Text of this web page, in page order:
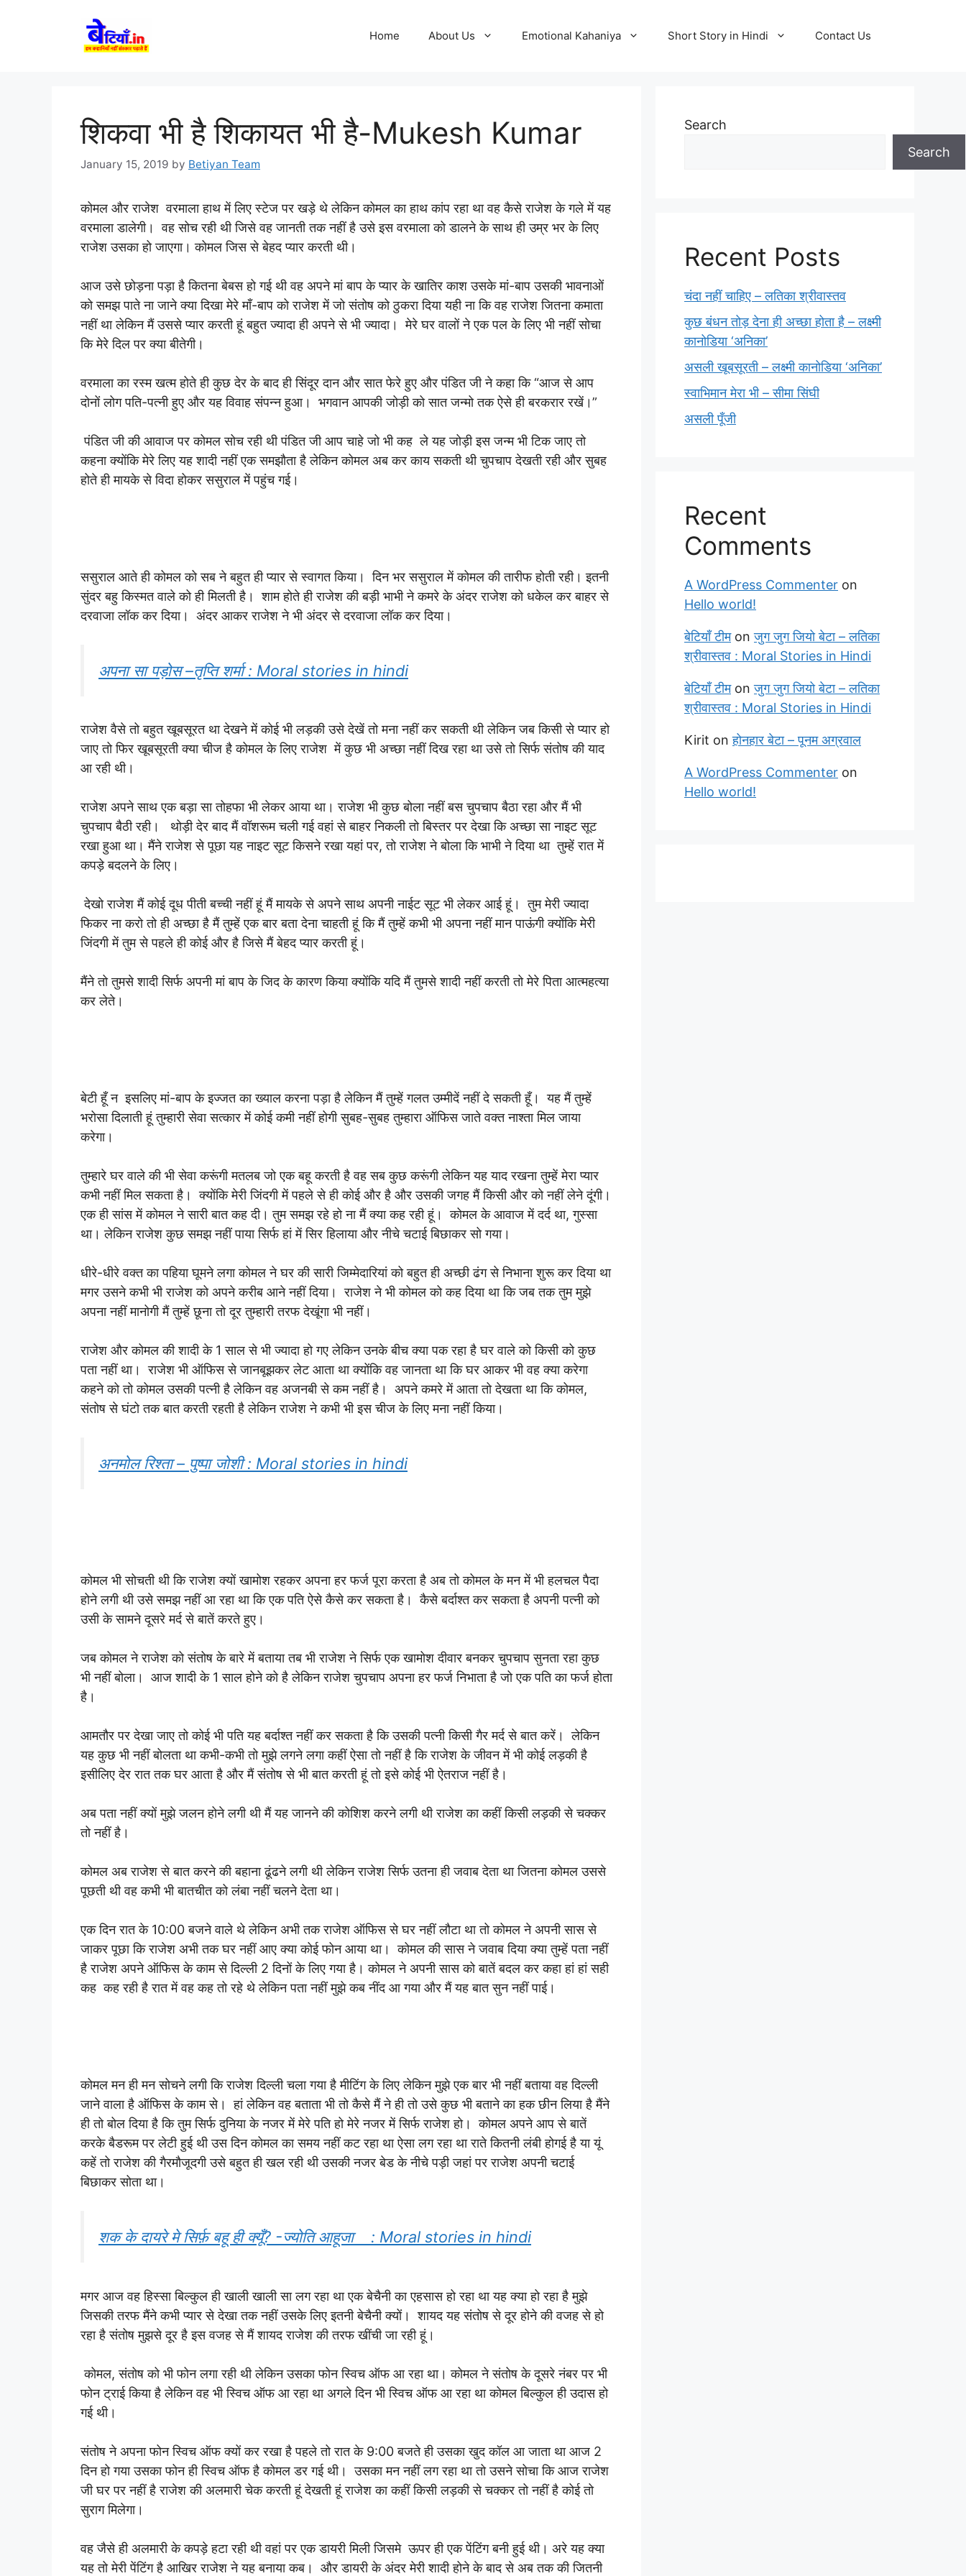
Home About Us Emotional Kahaniya Short Story in Hindi Contact Us
शिकवा भी है शिकायत भी है-Mukesh Kumar
January 15, 2019 by Betiyan Team
कोमल और राजेश वरमाला हाथ में लिए स्टेज पर खड़े थे लेकिन कोमल का हाथ कांप रहा था वह कैसे राजेश के गले में यह
वरमाला डालेगी। वह सोच रही थी जिसे वह जानती तक नहीं है उसे इस वरमाला को डालने के साथ ही उम्र भर के लिए
राजेश उसका हो जाएगा। कोमल जिस से बेहद प्यार करती थी।
आज उसे छोड़ना पड़ा है कितना बेबस हो गई थी वह अपने मां बाप के प्यार के खातिर काश उसके मां-बाप उसकी भावनाओं
को समझ पाते ना जाने क्या दिखा मेरे माँ-बाप को राजेश में जो संतोष को ठुकरा दिया यही ना कि वह राजेश जितना कमाता
नहीं था लेकिन मैं उससे प्यार करती हूं बहुत ज्यादा ही अपने से भी ज्यादा। मेरे घर वालों ने एक पल के लिए भी नहीं सोचा
कि मेरे दिल पर क्या बीतेगी।
वरमाला का रस्म खत्म होते ही कुछ देर के बाद ही सिंदूर दान और सात फेरे हुए और पंडित जी ने कहा कि “आज से आप
दोनों लोग पति-पत्नी हुए और यह विवाह संपन्न हुआ। भगवान आपकी जोड़ी को सात जन्मो तक ऐसे ही बरकरार रखें।”
पंडित जी की आवाज पर कोमल सोच रही थी पंडित जी आप चाहे जो भी कह ले यह जोड़ी इस जन्म भी टिक जाए तो
कहना क्योंकि मेरे लिए यह शादी नहीं एक समझौता है लेकिन कोमल अब कर काय सकती थी चुपचाप देखती रही और सुबह
होते ही मायके से विदा होकर ससुराल में पहुंच गई।
ससुराल आते ही कोमल को सब ने बहुत ही प्यार से स्वागत किया। दिन भर ससुराल में कोमल की तारीफ होती रही। इतनी
सुंदर बहु किस्मत वाले को ही मिलती है। शाम होते ही राजेश की बड़ी भाभी ने कमरे के अंदर राजेश को धकेल कर बाहर से
दरवाजा लॉक कर दिया। अंदर आकर राजेश ने भी अंदर से दरवाजा लॉक कर दिया।
अपना सा पड़ोस –तृप्ति शर्मा : Moral stories in hindi
राजेश वैसे तो बहुत खूबसूरत था देखने में कोई भी लड़की उसे देखें तो मना नहीं कर सकती थी लेकिन जब किसी से प्यार हो
जाए तो फिर खूबसूरती क्या चीज है कोमल के लिए राजेश में कुछ भी अच्छा नहीं दिख रहा था उसे तो सिर्फ संतोष की याद
आ रही थी।
राजेश अपने साथ एक बड़ा सा तोहफा भी लेकर आया था। राजेश भी कुछ बोला नहीं बस चुपचाप बैठा रहा और मैं भी
चुपचाप बैठी रही। थोड़ी देर बाद मैं वॉशरूम चली गई वहां से बाहर निकली तो बिस्तर पर देखा कि अच्छा सा नाइट सूट
रखा हुआ था। मैंने राजेश से पूछा यह नाइट सूट किसने रखा यहां पर, तो राजेश ने बोला कि भाभी ने दिया था तुम्हें रात में
कपड़े बदलने के लिए।
देखो राजेश मैं कोई दूध पीती बच्ची नहीं हूं मैं मायके से अपने साथ अपनी नाईट सूट भी लेकर आई हूं। तुम मेरी ज्यादा
फिकर ना करो तो ही अच्छा है मैं तुम्हें एक बार बता देना चाहती हूं कि मैं तुम्हें कभी भी अपना नहीं मान पाऊंगी क्योंकि मेरी
जिंदगी में तुम से पहले ही कोई और है जिसे मैं बेहद प्यार करती हूं।
मैंने तो तुमसे शादी सिर्फ अपनी मां बाप के जिद के कारण किया क्योंकि यदि मैं तुमसे शादी नहीं करती तो मेरे पिता आत्महत्या
कर लेते।
बेटी हूँ न इसलिए मां-बाप के इज्जत का ख्याल करना पड़ा है लेकिन मैं तुम्हें गलत उम्मीदें नहीं दे सकती हूँ। यह मैं तुम्हें
भरोसा दिलाती हूं तुम्हारी सेवा सत्कार में कोई कमी नहीं होगी सुबह-सुबह तुम्हारा ऑफिस जाते वक्त नाश्ता मिल जाया
करेगा।
तुम्हारे घर वाले की भी सेवा करूंगी मतलब जो एक बहू करती है वह सब कुछ करूंगी लेकिन यह याद रखना तुम्हें मेरा प्यार
कभी नहीं मिल सकता है। क्योंकि मेरी जिंदगी में पहले से ही कोई और है और उसकी जगह मैं किसी और को नहीं लेने दूंगी।
एक ही सांस में कोमल ने सारी बात कह दी। तुम समझ रहे हो ना मैं क्या कह रही हूं। कोमल के आवाज में दर्द था, गुस्सा
था। लेकिन राजेश कुछ समझ नहीं पाया सिर्फ हां में सिर हिलाया और नीचे चटाई बिछाकर सो गया।
धीरे-धीरे वक्त का पहिया घूमने लगा कोमल ने घर की सारी जिम्मेदारियां को बहुत ही अच्छी ढंग से निभाना शुरू कर दिया था
मगर उसने कभी भी राजेश को अपने करीब आने नहीं दिया। राजेश ने भी कोमल को कह दिया था कि जब तक तुम मुझे
अपना नहीं मानोगी मैं तुम्हें छूना तो दूर तुम्हारी तरफ देखूंगा भी नहीं।
राजेश और कोमल की शादी के 1 साल से भी ज्यादा हो गए लेकिन उनके बीच क्या पक रहा है घर वाले को किसी को कुछ
पता नहीं था। राजेश भी ऑफिस से जानबूझकर लेट आता था क्योंकि वह जानता था कि घर आकर भी वह क्या करेगा
कहने को तो कोमल उसकी पत्नी है लेकिन वह अजनबी से कम नहीं है। अपने कमरे में आता तो देखता था कि कोमल,
संतोष से घंटो तक बात करती रहती है लेकिन राजेश ने कभी भी इस चीज के लिए मना नहीं किया।
अनमोल रिश्ता – पुष्पा जोशी : Moral stories in hindi
कोमल भी सोचती थी कि राजेश क्यों खामोश रहकर अपना हर फर्ज पूरा करता है अब तो कोमल के मन में भी हलचल पैदा
होने लगी थी उसे समझ नहीं आ रहा था कि एक पति ऐसे कैसे कर सकता है। कैसे बर्दाश्त कर सकता है अपनी पत्नी को
उसी के सामने दूसरे मर्द से बातें करते हुए।
जब कोमल ने राजेश को संतोष के बारे में बताया तब भी राजेश ने सिर्फ एक खामोश दीवार बनकर चुपचाप सुनता रहा कुछ
भी नहीं बोला। आज शादी के 1 साल होने को है लेकिन राजेश चुपचाप अपना हर फर्ज निभाता है जो एक पति का फर्ज होता
है।
आमतौर पर देखा जाए तो कोई भी पति यह बर्दाश्त नहीं कर सकता है कि उसकी पत्नी किसी गैर मर्द से बात करें। लेकिन
यह कुछ भी नहीं बोलता था कभी-कभी तो मुझे लगने लगा कहीं ऐसा तो नहीं है कि राजेश के जीवन में भी कोई लड़की है
इसीलिए देर रात तक घर आता है और मैं संतोष से भी बात करती हूं तो इसे कोई भी ऐतराज नहीं है।
अब पता नहीं क्यों मुझे जलन होने लगी थी मैं यह जानने की कोशिश करने लगी थी राजेश का कहीं किसी लड़की से चक्कर
तो नहीं है।
कोमल अब राजेश से बात करने की बहाना ढूंढने लगी थी लेकिन राजेश सिर्फ उतना ही जवाब देता था जितना कोमल उससे
पूछती थी वह कभी भी बातचीत को लंबा नहीं चलने देता था।
एक दिन रात के 10:00 बजने वाले थे लेकिन अभी तक राजेश ऑफिस से घर नहीं लौटा था तो कोमल ने अपनी सास से
जाकर पूछा कि राजेश अभी तक घर नहीं आए क्या कोई फोन आया था। कोमल की सास ने जवाब दिया क्या तुम्हें पता नहीं
है राजेश अपने ऑफिस के काम से दिल्ली 2 दिनों के लिए गया है। कोमल ने अपनी सास को बातें बदल कर कहा हां हां सही
कह कह रही है रात में वह कह तो रहे थे लेकिन पता नहीं मुझे कब नींद आ गया और मैं यह बात सुन नहीं पाई।
कोमल मन ही मन सोचने लगी कि राजेश दिल्ली चला गया है मीटिंग के लिए लेकिन मुझे एक बार भी नहीं बताया वह दिल्ली
जाने वाला है ऑफिस के काम से। हां लेकिन वह बताता भी तो कैसे मैं ने ही तो उसे कुछ भी बताने का हक छीन लिया है मैंने
ही तो बोल दिया है कि तुम सिर्फ दुनिया के नजर में मेरे पति हो मेरे नजर में सिर्फ राजेश हो। कोमल अपने आप से बातें
करके बैडरूम पर लेटी हुई थी उस दिन कोमल का समय नहीं कट रहा था ऐसा लग रहा था राते कितनी लंबी होगई है या यूं
कहें तो राजेश की गैरमौजूदगी उसे बहुत ही खल रही थी उसकी नजर बेड के नीचे पड़ी जहां पर राजेश अपनी चटाई
बिछाकर सोता था।
शक के दायरे मे सिर्फ़ बहू ही क्यूँ? -ज्योति आहूजा : Moral stories in hindi
मगर आज वह हिस्सा बिल्कुल ही खाली खाली सा लग रहा था एक बेचैनी का एहसास हो रहा था यह क्या हो रहा है मुझे
जिसकी तरफ मैंने कभी प्यार से देखा तक नहीं उसके लिए इतनी बेचैनी क्यों। शायद यह संतोष से दूर होने की वजह से हो
रहा है संतोष मुझसे दूर है इस वजह से मैं शायद राजेश की तरफ खींची जा रही हूं।
कोमल, संतोष को भी फोन लगा रही थी लेकिन उसका फोन स्विच ऑफ आ रहा था। कोमल ने संतोष के दूसरे नंबर पर भी
फोन ट्राई किया है लेकिन वह भी स्विच ऑफ आ रहा था अगले दिन भी स्विच ऑफ आ रहा था कोमल बिल्कुल ही उदास हो
गई थी।
संतोष ने अपना फोन स्विच ऑफ क्यों कर रखा है पहले तो रात के 9:00 बजते ही उसका खुद कॉल आ जाता था आज 2
दिन हो गया उसका फोन ही स्विच ऑफ है कोमल डर गई थी। उसका मन नहीं लग रहा था तो उसने सोचा कि आज राजेश
जी घर पर नहीं है राजेश की अलमारी चेक करती हूं देखती हूं राजेश का कहीं किसी लड़की से चक्कर तो नहीं है कोई तो
सुराग मिलेगा।
वह जैसे ही अलमारी के कपड़े हटा रही थी वहां पर एक डायरी मिली जिसमे ऊपर ही एक पेंटिंग बनी हुई थी। अरे यह क्या
यह तो मेरी पेंटिंग है आखिर राजेश ने यह बनाया कब। और डायरी के अंदर मेरी शादी होने के बाद से अब तक की जितनी
Search
Search
Recent Posts
चंदा नहीं चाहिए – लतिका श्रीवास्तव
कुछ बंधन तोड़ देना ही अच्छा होता है – लक्ष्मी
कानोडिया ‘अनिका’
असली खूबसूरती – लक्ष्मी कानोडिया ‘अनिका’
स्वाभिमान मेरा भी – सीमा सिंघी
असली पूँजी
Recent
Comments
A WordPress Commenter on
Hello world!
बेटियाँ टीमonजुग जुग जियो बेटा – लतिका
श्रीवास्तव : Moral Stories in Hindi
बेटियाँ टीमonजुग जुग जियो बेटा – लतिका
श्रीवास्तव : Moral Stories in Hindi
Kirit onहोनहार बेटा – पूनम अग्रवाल
A WordPress Commenter on
Hello world!